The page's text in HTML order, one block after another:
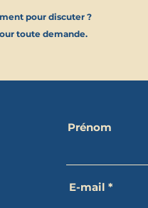
pour discuter ?
toute demande.
Prénom
E-mail